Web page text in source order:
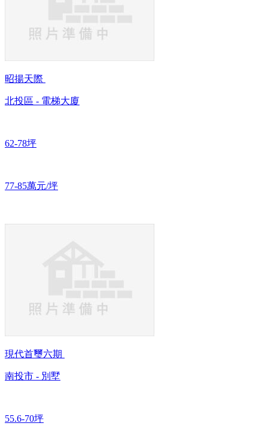
昭揚天際
北投區 - 電梯大廈
62-78坪
77-85萬元/坪
現代首璽六期
南投市 - 別墅
55.6-70坪